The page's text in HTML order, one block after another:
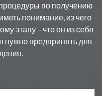
по получению
понимание, из чего
этапу – что он из себя
нужно предпринять для